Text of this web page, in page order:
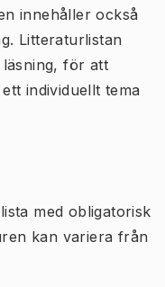
innehåller också
Litteraturlistan
för att
individuellt tema
med obligatorisk
kan variera från